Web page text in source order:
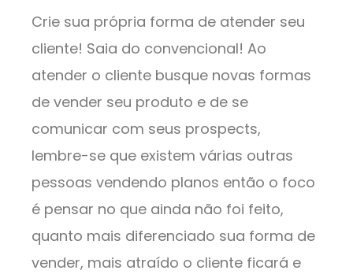
Crie sua própria forma de atender seu
cliente! Saia do convencional! Ao
atender o cliente busque novas formas
de vender seu produto e de se
comunicar com seus prospects,
lembre-se que existem várias outras
pessoas vendendo planos então o foco
é pensar no que ainda não foi feito,
quanto mais diferenciado sua forma de
vender, mais atraído o cliente ficará e